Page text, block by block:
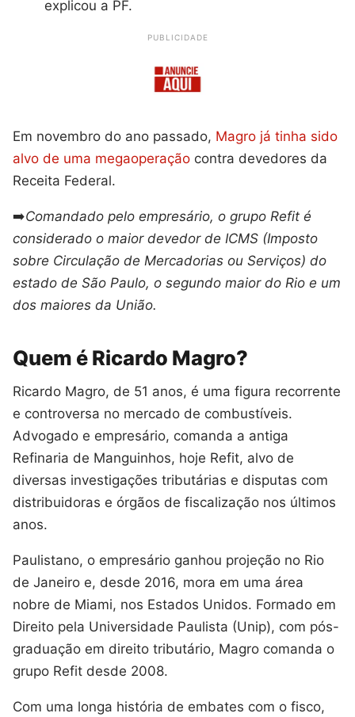
explicou a PF.
PUBLICIDADE
Em novembro do ano passado, Magro já tinha sido
alvo de uma megaoperação contra devedores da
Receita Federal.
➡️Comandado pelo empresário, o grupo Refit é
considerado o maior devedor de ICMS (Imposto
sobre Circulação de Mercadorias ou Serviços) do
estado de São Paulo, o segundo maior do Rio e um
dos maiores da União.
Quem é Ricardo Magro?
Ricardo Magro, de 51 anos, é uma figura recorrente
e controversa no mercado de combustíveis.
Advogado e empresário, comanda a antiga
Refinaria de Manguinhos, hoje Refit, alvo de
diversas investigações tributárias e disputas com
distribuidoras e órgãos de fiscalização nos últimos
anos.
Paulistano, o empresário ganhou projeção no Rio
de Janeiro e, desde 2016, mora em uma área
nobre de Miami, nos Estados Unidos. Formado em
Direito pela Universidade Paulista (Unip), com pós-
graduação em direito tributário, Magro comanda o
grupo Refit desde 2008.
Com uma longa história de embates com o fisco,